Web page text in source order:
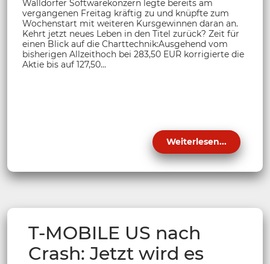
Walldorfer Softwarekonzern legte bereits am
vergangenen Freitag kräftig zu und knüpfte zum
Wochenstart mit weiteren Kursgewinnen daran an.
Kehrt jetzt neues Leben in den Titel zurück? Zeit für
einen Blick auf die Charttechnik:Ausgehend vom
bisherigen Allzeithoch bei 283,50 EUR korrigierte die
Aktie bis auf 127,50...
Weiterlesen...
T-MOBILE US nach
Crash: Jetzt wird es